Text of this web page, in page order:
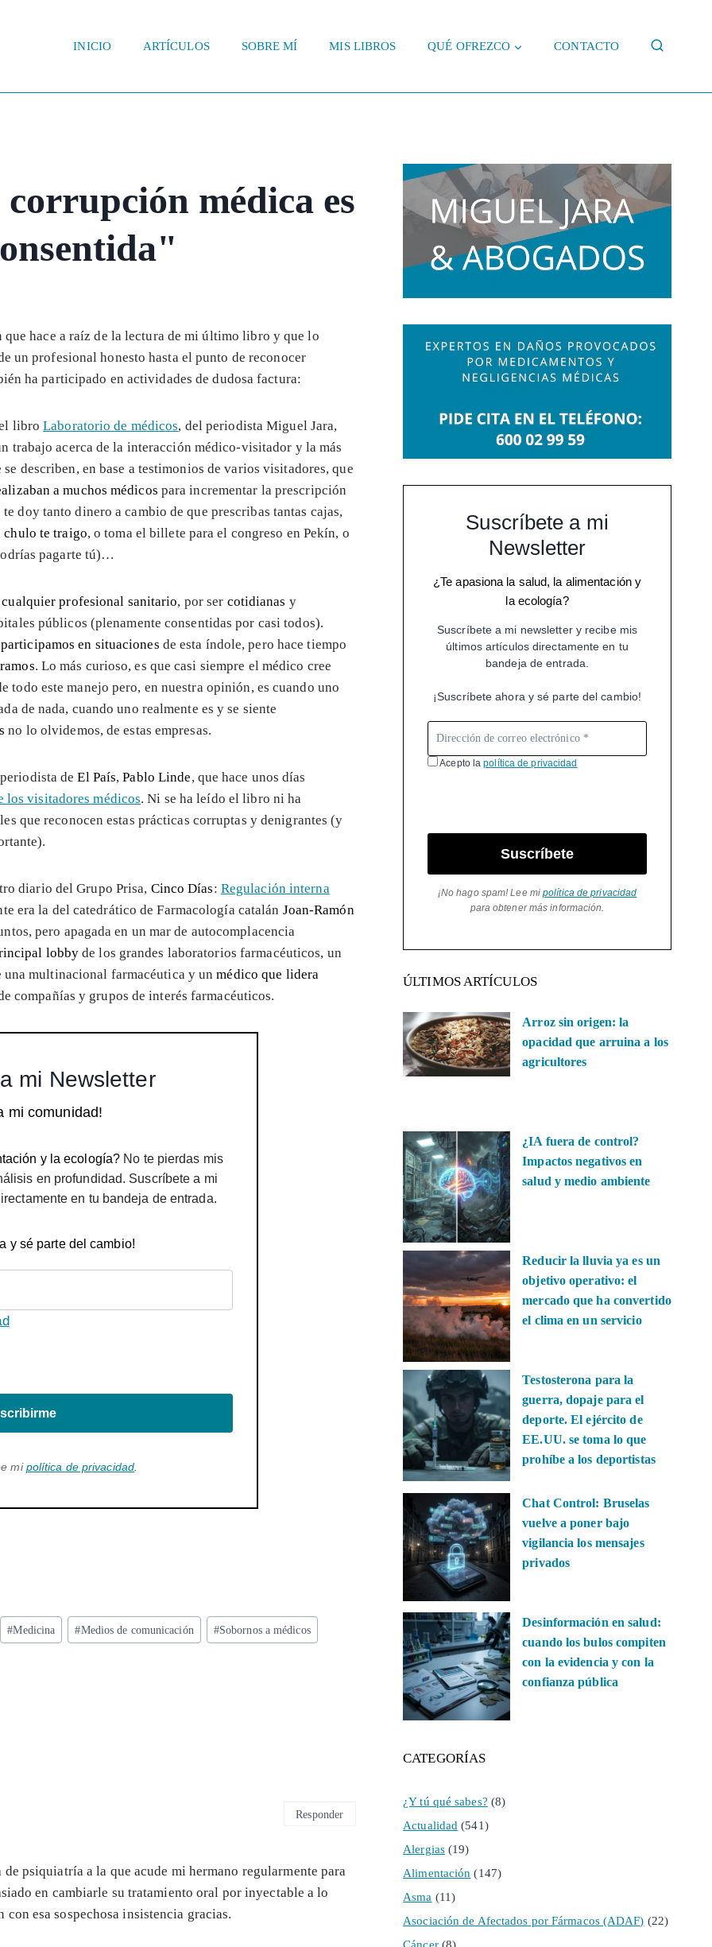
INICIO ARTÍCULOS SOBRE MÍ MIS LIBROS QUÉ OFREZCO CONTACTO
médica es
hace a raíz de la lectura de mi último libro y que lo
un profesional honesto hasta el punto de reconocer
ha participado en actividades de dudosa factura:
libroLaboratorio de médicos, del periodista Miguel Jara,
trabajo acerca de la interacción médico-visitador y la más
describen, en base a testimonios de varios visitadores, que
a muchos médicos para incrementar la prescripción
doy tanto dinero a cambio de que prescribas tantas cajas,
chulo te traigo, o toma el billete para el congreso en Pekín, o
pagarte tú)…
profesional sanitario, por ser cotidianas y
públicos (plenamente consentidas por casi todos).
en situaciones de esta índole, pero hace tiempo
. Lo más curioso, es que casi siempre el médico cree
todo este manejo pero, en nuestra opinión, es cuando uno
de nada, cuando uno realmente es y se siente
no lo olvidemos, de estas empresas.
deEl País,Pablo Linde, que hace unos días
los visitadores médicos. Ni se ha leído el libro ni ha
que reconocen estas prácticas corruptas y denigrantes (y
diario del Grupo Prisa, Cinco Días: Regulación interna
era la del catedrático de Farmacología catalán Joan-Ramón
pero apagada en un mar de autocomplacencia
lobby de los grandes laboratorios farmacéuticos, un
multinacional farmacéutica y unmédico que lidera
compañías y grupos de interés farmacéuticos.
mi Newsletter
mi comunidad!
y la ecología? No te pierdas mis
en profundidad. Suscríbete a mi
en tu bandeja de entrada.
y sé parte del cambio!
mipolítica de privacidad
#Medicina #Medios de comunicación #Sobornos a médicos
psiquiatría a la que acude mi hermano regularmente para
en cambiarle su tratamiento oral por inyectable a lo
esa sospechosa insistencia gracias.
Responder
Suscríbete a mi
Newsletter
¿Te apasiona la salud, la alimentación y
la ecología?
Suscríbete a mi newsletter y recibe mis
últimos artículos directamente en tu
bandeja de entrada.
¡Suscríbete ahora y sé parte del cambio!
Acepto lapolítica de privacidad
Suscríbete
¡No hago spam! Lee mipolítica de privacidad
para obtener más información.
ÚLTIMOS ARTÍCULOS
Arroz sin origen: la
opacidad que arruina a los
agricultores
¿IA fuera de control?
Impactos negativos en
salud y medio ambiente
Reducir la lluvia ya es un
objetivo operativo: el
mercado que ha convertido
el clima en un servicio
Testosterona para la
guerra, dopaje para el
deporte. El ejército de
EE.UU. se toma lo que
prohíbe a los deportistas
Chat Control: Bruselas
vuelve a poner bajo
vigilancia los mensajes
privados
Desinformación en salud:
cuando los bulos compiten
con la evidencia y con la
confianza pública
CATEGORÍAS
¿Y tú qué sabes? (8)
Actualidad (541)
Alergias(19)
Alimentación (147)
Asma (11)
Asociación de Afectados por Fármacos (ADAF) (22)